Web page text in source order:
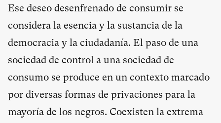
Ese deseo desenfrenado de consumir se
considera la esencia y la sustancia de la
democracia y la ciudadanía. El paso de una
sociedad de control a una sociedad de
consumo se produce en un contexto marcado
por diversas formas de privaciones para la
mayoría de los negros. Coexisten la extrema